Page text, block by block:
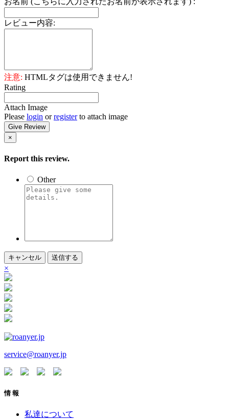
レビュー内容:
注意: HTMLタグは使用できません!
Rating
Attach Image
Please login orregisterto attach image
Give Review
×
Report this review.
Other
キャンセル 送信する
×
service@roanyer.jp
情 報
私達について